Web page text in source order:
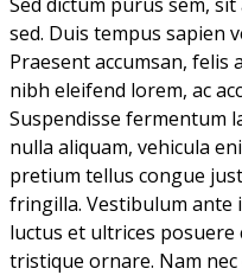
sed. Duis tempus sapien
Praesent accumsan,
nibh eleifend lorem, ac
Suspendisse fermentum
nulla aliquam, vehicula
pretium tellus congue
fringilla. Vestibulum ante
luctus et ultrices posuere
tristique ornare. Nam nec